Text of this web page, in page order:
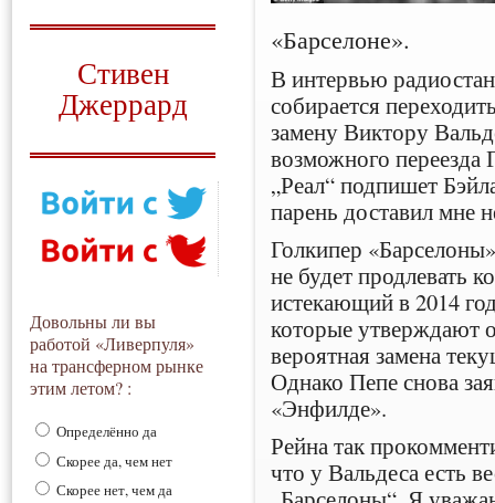
Стивен
Джеррард
Довольны ли вы
работой «Ливерпуля»
на трансферном рынке
этим летом? :
Определённо да
Скорее да, чем нет
Скорее нет, чем да
«Барселоне».
В интервью
собирается
замену Виктору
возможного переезда
„Реал“ подпишет
парень доставил мне
Голкипер
не будет продлевать
истекающий в 2014
которые утверждают
вероятная замена
Однако Пепе снова
«Энфилде».
Рейна так
что у Вальдеса есть